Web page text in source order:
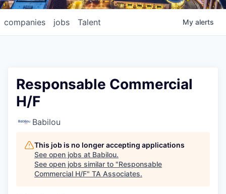
jobs
companies Talent My alerts
Responsable Commercial
H/F
Babilou
This job is no longer accepting applications
See open jobs at Babilou.
See open jobs similar to "Responsable
Commercial H/F" TA Associates.